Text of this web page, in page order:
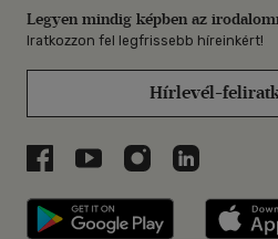
Legyen mindig képben az
Iratkozzon fel legfrissebb híreinkért!
Hírlevél-
Libri a Facebookon
Libri a Youtube-on
Libri azLibri a
Libri